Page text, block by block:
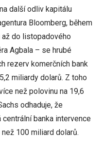
další odliv kapitálu
Bloomberg, během
do listopadového
Agbala – se hrubé
rezerv komerčních bank
miliardy dolarů. Z toho
než polovinu na 19,6
odhaduje, že
banka intervence
100 miliard dolarů.